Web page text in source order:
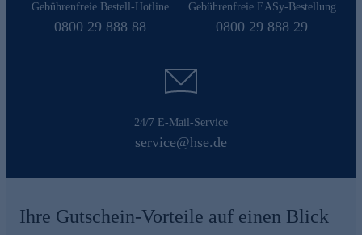
Gebührenfreie Bestell-Hotline
0800 29 888 88
Gebührenfreie EASy-Bestellung
0800 29 888 29
24/7 E-Mail-Service
service@hse.de
Ihre Gutschein-Vorteile auf einen Blick